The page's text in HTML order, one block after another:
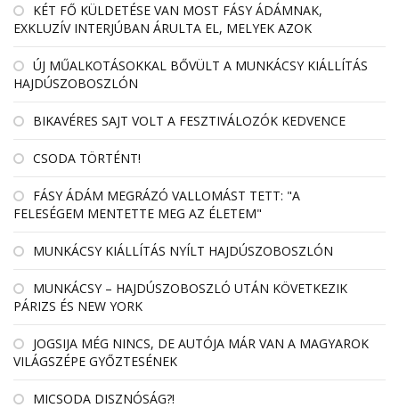
KÉT FŐ KÜLDETÉSE VAN MOST FÁSY ÁDÁMNAK,
EXKLUZÍV INTERJÚBAN ÁRULTA EL, MELYEK AZOK
ÚJ MŰALKOTÁSOKKAL BŐVÜLT A MUNKÁCSY KIÁLLÍTÁS
HAJDÚSZOBOSZLÓN
BIKAVÉRES SAJT VOLT A FESZTIVÁLOZÓK KEDVENCE
CSODA TÖRTÉNT!
FÁSY ÁDÁM MEGRÁZÓ VALLOMÁST TETT: "A
FELESÉGEM MENTETTE MEG AZ ÉLETEM"
MUNKÁCSY KIÁLLÍTÁS NYÍLT HAJDÚSZOBOSZLÓN
MUNKÁCSY – HAJDÚSZOBOSZLÓ UTÁN KÖVETKEZIK
PÁRIZS ÉS NEW YORK
JOGSIJA MÉG NINCS, DE AUTÓJA MÁR VAN A MAGYAROK
VILÁGSZÉPE GYŐZTESÉNEK
MICSODA DISZNÓSÁG?!